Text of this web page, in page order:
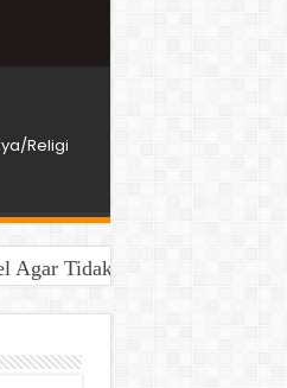
Religi
Tidak Terlantar